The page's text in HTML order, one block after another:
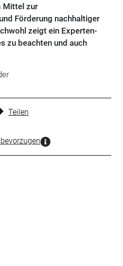
Mittel zur
Förderung nachhaltiger
zeigt ein Experten-
zu beachten und auch
Teilen